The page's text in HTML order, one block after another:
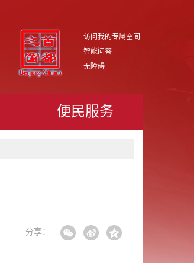
访问我的专属空间
智能问答
无障碍
便民服务
分享：